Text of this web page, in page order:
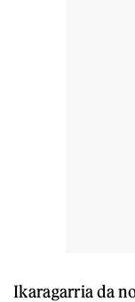
Ikaragarria da